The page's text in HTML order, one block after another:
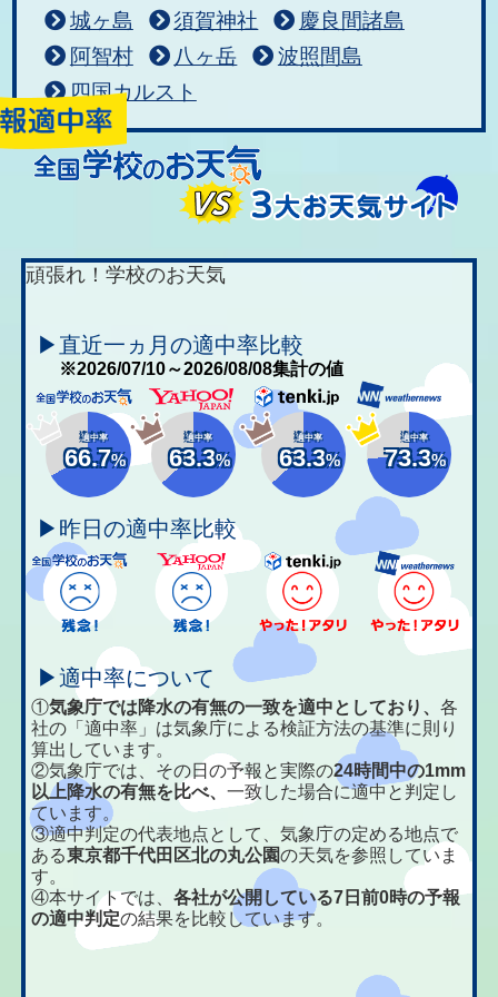
城ヶ島 須賀神社
慶良間諸島
阿智村
八ヶ岳
波照間島
四国カルスト
頑張れ！学校のお天気
▶直近一ヵ月の適中率比較
※2026/07/10～2026/08/08集計の値
適中率
66.7%
適中率
63.3%
適中率
63.3%
適中率
73.3%
▶昨日の適中率比較
▶適中率について
①気象庁では降水の有無の一致を適中としており、各
社の「適中率」は気象庁による検証方法の基準に則り
算出しています。
②気象庁では、その日の予報と実際の24時間中の1mm
以上降水の有無を比べ、一致した場合に適中と判定し
ています。
③適中判定の代表地点として、気象庁の定める地点で
ある東京都千代田区北の丸公園の天気を参照していま
す。
④本サイトでは、各社が公開している7日前0時の予報
の適中判定の結果を比較しています。